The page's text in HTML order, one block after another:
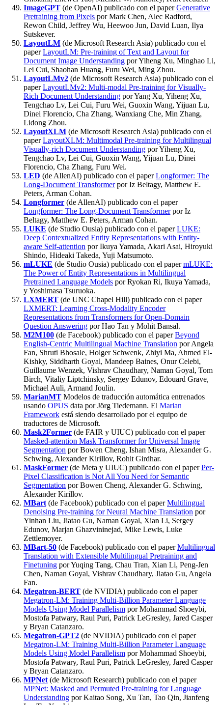
ImageGPT (de OpenAI) publicado con el paperGenerative
Pretraining from Pixels por Mark Chen, Alec Radford,
Rewon Child, Jeffrey Wu, Heewoo Jun, David Luan, Ilya
Sutskever.
LayoutLM (de Microsoft Research Asia) publicado con el
paperLayoutLM: Pre-training of Text and Layout for
Document Image Understanding por Yiheng Xu, Minghao Li,
Lei Cui, Shaohan Huang, Furu Wei, Ming Zhou.
LayoutLMv2 (de Microsoft Research Asia) publicado con el
paperLayoutLMv2: Multi-modal Pre-training for Visually-
Rich Document Understanding por Yang Xu, Yiheng Xu,
Tengchao Lv, Lei Cui, Furu Wei, Guoxin Wang, Yijuan Lu,
Dinei Florencio, Cha Zhang, Wanxiang Che, Min Zhang,
Lidong Zhou.
LayoutXLM (de Microsoft Research Asia) publicado con el
paperLayoutXLM: Multimodal Pre-training for Multilingual
Visually-rich Document Understanding por Yiheng Xu,
Tengchao Lv, Lei Cui, Guoxin Wang, Yijuan Lu, Dinei
Florencio, Cha Zhang, Furu Wei.
LED (de AllenAI) publicado con el paperLongformer: The
Long-Document Transformerpor Iz Beltagy, Matthew E.
Peters, Arman Cohan.
Longformer (de AllenAI) publicado con el paper
Longformer: The Long-Document Transformerpor Iz
Beltagy, Matthew E. Peters, Arman Cohan.
LUKE (de Studio Ousia) publicado con el paperLUKE:
Deep Contextualized Entity Representations with Entity-
aware Self-attention por Ikuya Yamada, Akari Asai, Hiroyuki
Shindo, Hideaki Takeda, Yuji Matsumoto.
mLUKE (de Studio Ousia) publicado con el papermLUKE:
The Power of Entity Representations in Multilingual
Pretrained Language Models por Ryokan Ri, Ikuya Yamada,
y Yoshimasa Tsuruoka.
LXMERT (de UNC Chapel Hill) publicado con el paper
LXMERT: Learning Cross-Modality Encoder
Representations from Transformers for Open-Domain
Question Answering por Hao Tan y Mohit Bansal.
M2M100 (de Facebook) publicado con el paperBeyond
English-Centric Multilingual Machine Translation por Angela
Fan, Shruti Bhosale, Holger Schwenk, Zhiyi Ma, Ahmed El-
Kishky, Siddharth Goyal, Mandeep Baines, Onur Celebi,
Guillaume Wenzek, Vishrav Chaudhary, Naman Goyal, Tom
Birch, Vitaliy Liptchinsky, Sergey Edunov, Edouard Grave,
Michael Auli, Armand Joulin.
MarianMT Modelos de traducción automática entrenados
usando OPUS data por Jörg Tiedemann. El Marian
Framework está siendo desarrollado por el equipo de
traductores de Microsoft.
Mask2Former (de FAIR y UIUC) publicado con el paper
Masked-attention Mask Transformer for Universal Image
Segmentation por Bowen Cheng, Ishan Misra, Alexander G.
Schwing, Alexander Kirillov, Rohit Girdhar.
MaskFormer (de Meta y UIUC) publicado con el paperPer-
Pixel Classification is Not All You Need for Semantic
Segmentation por Bowen Cheng, Alexander G. Schwing,
Alexander Kirillov.
MBart (de Facebook) publicado con el paperMultilingual
Denoising Pre-training for Neural Machine Translation por
Yinhan Liu, Jiatao Gu, Naman Goyal, Xian Li, Sergey
Edunov, Marjan Ghazvininejad, Mike Lewis, Luke
Zettlemoyer.
MBart-50 (de Facebook) publicado con el paperMultilingual
Translation with Extensible Multilingual Pretraining and
Finetuning por Yuqing Tang, Chau Tran, Xian Li, Peng-Jen
Chen, Naman Goyal, Vishrav Chaudhary, Jiatao Gu, Angela
Fan.
Megatron-BERT (de NVIDIA) publicado con el paper
Megatron-LM: Training Multi-Billion Parameter Language
Models Using Model Parallelism por Mohammad Shoeybi,
Mostofa Patwary, Raul Puri, Patrick LeGresley, Jared Casper
y Bryan Catanzaro.
Megatron-GPT2 (de NVIDIA) publicado con el paper
Megatron-LM: Training Multi-Billion Parameter Language
Models Using Model Parallelism por Mohammad Shoeybi,
Mostofa Patwary, Raul Puri, Patrick LeGresley, Jared Casper
y Bryan Catanzaro.
MPNet (de Microsoft Research) publicado con el paper
MPNet: Masked and Permuted Pre-training for Language
Understanding por Kaitao Song, Xu Tan, Tao Qin, Jianfeng